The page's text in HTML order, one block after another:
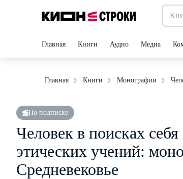
Главная Книги Аудио Медиа
Главная Книги Монографии
По подписке
Человек в поисках
этических учений:
Средневековье